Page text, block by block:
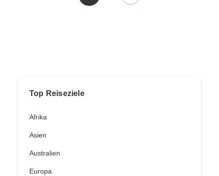
Top Reiseziele
Afrika
Asien
Australien
Europa